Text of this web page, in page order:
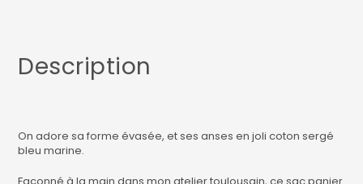
Description
On adore sa forme évasée, et ses anses en joli coton sergé
bleu marine.